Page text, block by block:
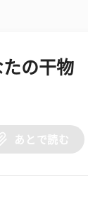
たの干物
あとで読む